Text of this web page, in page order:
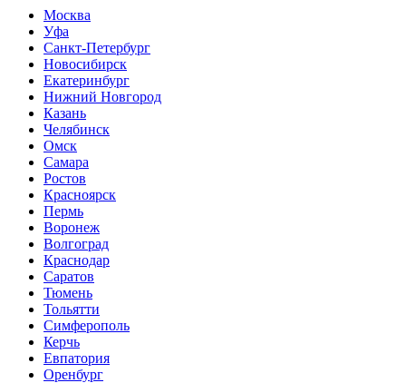
Москва
Уфа
Санкт-Петербург
Новосибирск
Екатеринбург
Нижний Новгород
Казань
Челябинск
Омск
Самара
Ростов
Красноярск
Пермь
Воронеж
Волгоград
Краснодар
Саратов
Тюмень
Тольятти
Симферополь
Керчь
Евпатория
Оренбург